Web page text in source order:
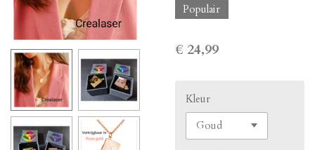
Populair
€ 24,99
Kleur